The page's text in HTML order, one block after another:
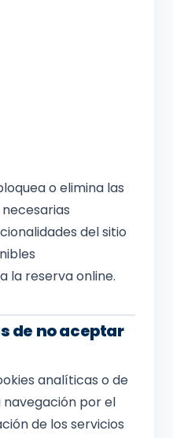
o elimina las
del sitio
la reserva online.
de no aceptar
analíticas o de
por el
de los servicios